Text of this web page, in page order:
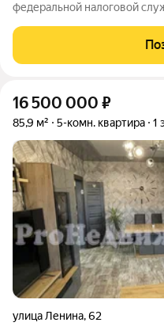
федеральной налоговой
рассчитанная на 825 учеников, и
микрорайоне Монгун.
16 500 000 ₽
85,9 м² 5-комн. квартира 1
улица Ленина,62